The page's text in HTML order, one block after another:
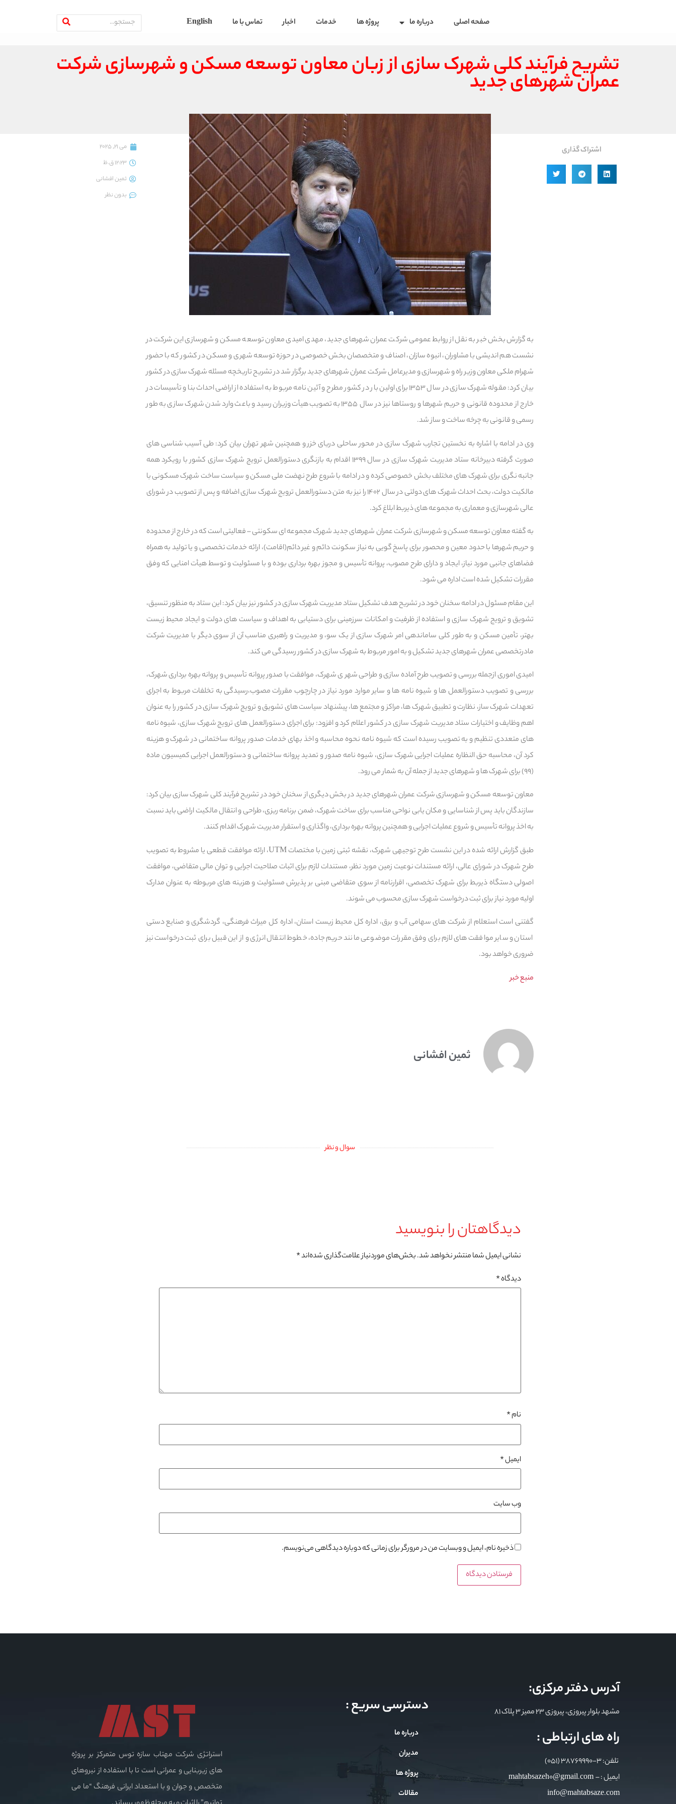
صفحه اصلی درباره ما پروژه ها خدمات اخبار تماس با ما English
تشریح فرآیند کلی شهرک سازی از زبان معاون توسعه مسکن و شهرسازی شرکت
عمران شهرهای جدید
اشتراک گذاری
به گزارش بخش خبر به نقل از روابط عمومی شرکت عمران شهرهای جدید، مهدی امیدی معاون توسعه مسکن و شهرسازی این شرکت در
نشست هم اندیشی با مشاوران، انبوه سازان، اصناف و متخصصان بخش خصوصی در حوزه توسعه شهری و مسکن در کشور که با حضور
شهرام ملکی معاون وزیر راه و شهرسازی و مدیرعامل شرکت عمران شهرهای جدید برگزار شد در تشریح تاریخچه مسئله شهرک سازی در کشور
بیان کرد: مقوله شهرک سازی در سال ۱۳۵۳ برای اولین بار در کشور مطرح و آئین نامه مربوط به استفاده از اراضی احداث بنا و تأسیسات در
خارج از محدوده قانونی و حریم شهرها و روستاها نیز در سال ۱۳۵۵ به تصویب هیأت وزیران رسید و باعث وارد شدن شهرک سازی به طور
رسمی و قانونی به چرخه ساخت و ساز شد.
وی در ادامه با اشاره به نخستین تجارب شهرک سازی در محور ساحلی دریای خزر و همچنین شهر تهران بیان کرد: طی آسیب شناسی های
صورت گرفته دبیرخانه ستاد مدیریت شهرک سازی در سال ۱۳۹۹ اقدام به بازنگری دستورالعمل ترویج شهرک سازی کشور با رویکرد همه
جانبه نگری برای شهرک های مختلف بخش خصوصی کرده و در ادامه با شروع طرح نهضت ملی مسکن و سیاست ساخت شهرک مسکونی با
مالکیت دولت، بحث احداث شهرک های دولتی در سال ۱۴۰۲ را نیز به متن دستورالعمل ترویج شهرک سازی اضافه و پس از تصویب در شورای
عالی شهرسازی و معماری به مجموعه های ذیربط ابلاغ کرد.
به گفته معاون توسعه مسکن و شهرسازی شرکت عمران شهرهای جدید شهرک مجموعه ای سکونتی – فعالیتی است که در خارج از محدوده
و حریم شهرها با حدود معین و محصور برای پاسخ گویی به نیاز سکونت دائم و غیر دائم(اقامت)، ارائه خدمات تخصصی و یا تولید به همراه
فضاهای جانبی مورد نیاز، ایجاد و دارای طرح مصوب، پروانه تأسیس و مجوز بهره برداری بوده و با مسئولیت و توسط هیأت امنایی که وفق
مقررات تشکیل شده است اداره می شود.
این مقام مسئول در ادامه سخنان خود در تشریح هدف تشکیل ستاد مدیریت شهرک سازی در کشور نیز بیان کرد: این ستاد به منظور تنسیق،
تشویق و ترویج شهرک سازی و استفاده از ظرفیت و امکانات سرزمینی برای دستیابی به اهداف و سیاست های دولت و ایجاد محیط زیست
بهتر، تأمین مسکن و به طور کلی ساماندهی امر شهرک سازی از یک سو، و مدیریت و راهبری مناسب آن از سوی دیگر با مدیریت شرکت
مادرتخصصی عمران شهرهای جدید تشکیل و به امور مربوط به شهرک سازی در کشور رسیدگی می کند.
امیدی اموری ازجمله بررسی و تصویب طرح آماده سازی و طراحی شهر ی شهرک، موافقت با صدور پروانه تأسیس و پروانه بهره برداری شهرک،
بررسی و تصویب دستورالعمل ها و شیوه نامه ها و سایر موارد مورد نیاز در چارچوب مقررات مصوب،رسیدگی به تخلفات مربوط به اجرای
تعهدات شهرک ساز، نظارت و تطبیق شهرک ها، مراکز و مجتمع ها، پیشنهاد سیاست های تشویق و ترویج شهرک سازی در کشور را به عنوان
اهم وظایف و اختیارات ستاد مدیریت شهرک سازی در کشور اعلام کرد و افزود: برای اجرای دستورالعمل های ترویج شهرک سازی، شیوه نامه
های متعددی تنظیم و به تصویب رسیده است که شیوه نامه نحوه محاسبه و اخذ بهای خدمات صدور پروانه ساختمانی در شهرک و هزینه
کرد آن، محاسبه حق النظاره عملیات اجرایی شهرک سازی، شیوه نامه صدور و تمدید پروانه ساختمانی و دستورالعمل اجرایی کمیسیون ماده
(۹۹) برای شهرک ها و شهرهای جدید از جمله آن به شمار می رود.
معاون توسعه مسکن و شهرسازی شرکت عمران شهرهای جدید در بخش دیگری از سخنان خود در تشریح فرآیند کلی شهرک سازی بیان کرد:
سازندگان باید پس از شناسایی و مکان یابی نواحی مناسب برای ساخت شهرک، ضمن برنامه ریزی، طراحی و انتقال مالکیت اراضی باید نسبت
به اخذ پروانه تأسیس و شروع عملیات اجرایی و همچنین پروانه بهره برداری، واگذاری و استقرار مدیریت شهرک اقدام کنند.
طبق گزارش ارائه شده در این نشست طرح توجیهی شهرک، نقشه ثبتی زمین با مختصات UTM، ارائه موافقت قطعی یا مشروط به تصویب
طرح شهرک در شورای عالی، ارائه مستندات نوعیت زمین مورد نظر، مستندات لازم برای اثبات صلاحیت اجرایی و توان مالی متقاضی، موافقت
اصولی دستگاه ذیربط برای شهرک تخصصی، اقرارنامه از سوی متقاضی مبنی بر پذیرش مسئولیت و هزینه های مربوطه به عنوان مدارک
اولیه مورد نیاز برای ثبت درخواست شهرک سازی محسوب می شوند.
گفتنی است استعلام از شرکت های سهامی آب و برق، اداره کل محیط زیست استان، اداره کل میراث فرهنگی، گردشگری و صنایع دستی
استان و سایر موافقت های لازم برای وفق مقررات موضوعی مانند حریم جاده، خطوط انتقال انرژی و از این قبیل برای ثبت درخواست نیز
ضروری خواهد بود.
منبع خبر
ثمین افشانی
سوال و نظر
دیدگاهتان را بنویسید
نشانی ایمیل شما منتشر نخواهد شد.بخش‌های موردنیاز علامت‌گذاری شده‌اند*
دیدگاه*
نام*
ایمیل*
وب‌ سایت
ذخیره نام، ایمیل و وبسایت من در مرورگر برای زمانی که دوباره دیدگاهی می‌نویسم.
می 21, 2025
12:23 ق.ظ
ثمین افشانی
بدون نظر
آدرس دفتر مرکزی:
مشهد بلوار پیروزی، پیروزی 23 ممیز 3 پلاک 81
راه های ارتباطی :
تلفن: 3-38769990 (051)
ایمیل : mahtabsazeh0@gmail.com –
info@mahtabsaze.com
دسترسی سریع :
درباره ما
مدیران
پروژه ها
مقالات
استراتژی شرکت مهتاب سازه توس متمرکز بر پروژه
های زیربنایی و عمرانی است تا با استفاده از نیروهای
متخصص و جوان و با استعداد ایرانی فرهنگ “ما می